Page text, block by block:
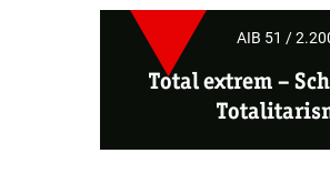
AIB 51 /
Total extrem–